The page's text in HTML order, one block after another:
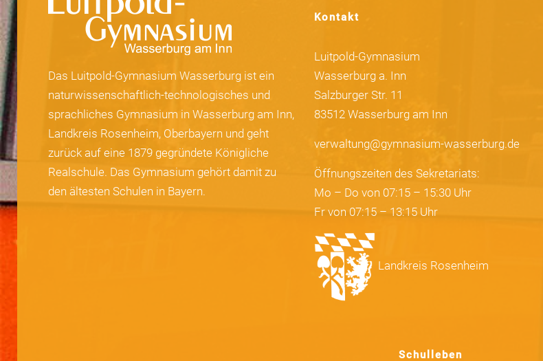
Das Luitpold-Gymnasium Wasserburg ist ein
naturwissenschaftlich-technologisches und
sprachliches Gymnasium in Wasserburg am Inn,
Landkreis Rosenheim, Oberbayern und geht
zurück auf eine 1879 gegründete Königliche
Realschule. Das Gymnasium gehört damit zu
den ältesten Schulen in Bayern.
Kontakt
Luitpold-Gymnasium
Wasserburg a. Inn
Salzburger Str. 11
83512 Wasserburg am Inn
verwaltung@gymnasium-wasserburg.de
Öffnungszeiten des Sekretariats:
Mo – Do von 07:15 – 15:30 Uhr
Fr von 07:15 – 13:15 Uhr
Landkreis Rosenheim
Schulleben